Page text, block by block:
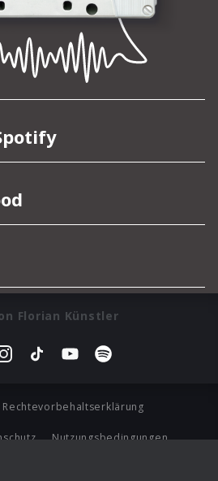
Florian Künstler
Rechtevorbehaltserklärung
Nutzungsbedingungen